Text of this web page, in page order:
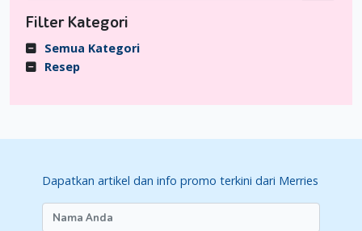
Filter Kategori
Semua Kategori
Resep
Dapatkan artikel dan info promo terkini dari Merries